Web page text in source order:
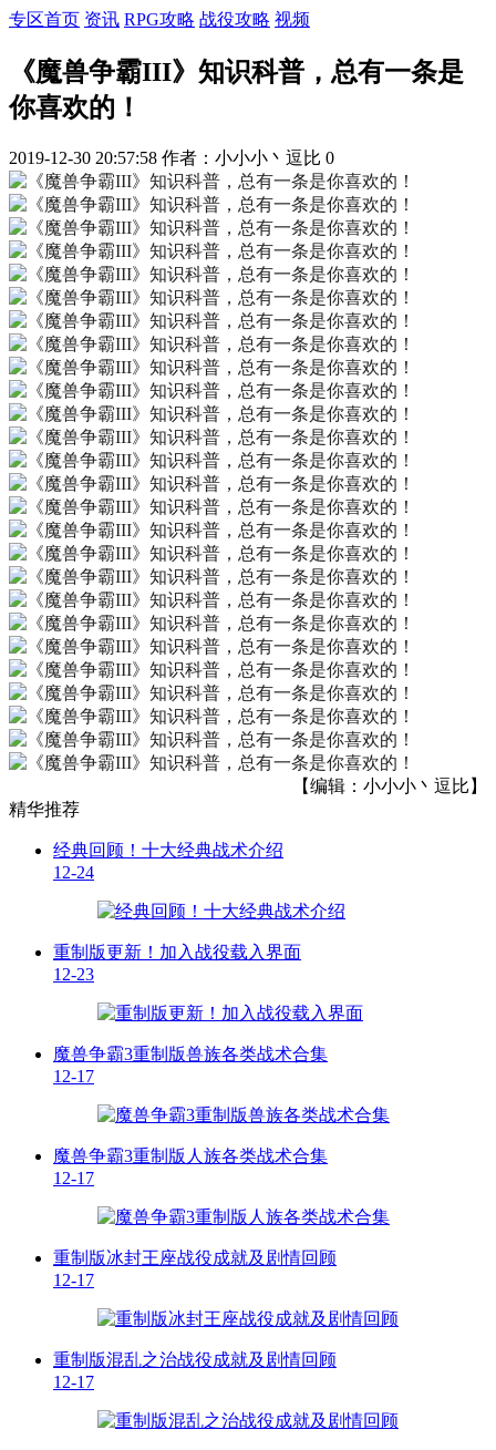
专区首页 资讯 RPG攻略 战役攻略 视频
《魔兽争霸III》知识科普，总有一条是
你喜欢的！
2019-12-30 20:57:58 作者：小小小丶逗比 0
【编辑：小小小丶逗比】
精华推荐
经典回顾！十大经典战术介绍
12-24
重制版更新！加入战役载入界面
12-23
魔兽争霸3重制版兽族各类战术合集
12-17
魔兽争霸3重制版人族各类战术合集
12-17
重制版冰封王座战役成就及剧情回顾
12-17
重制版混乱之治战役成就及剧情回顾
12-17